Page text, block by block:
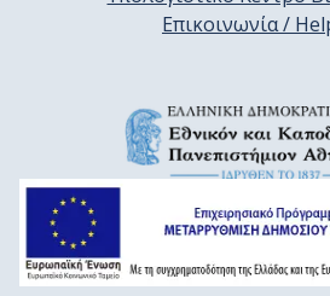
Επικοινωνία /